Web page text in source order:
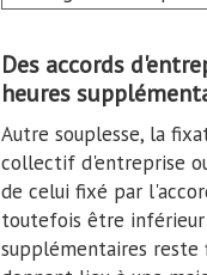
Des accords
heures
Autre souplesse, la
collectif d'entreprise
de celui fixé par
toutefois être inférieur
supplémentaires reste